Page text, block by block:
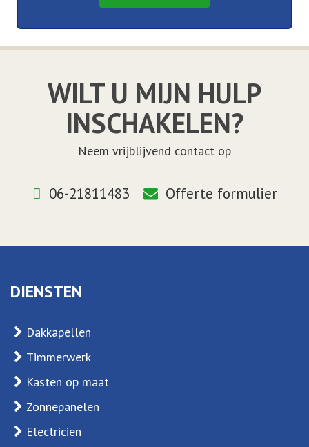
WILT U MIJN HULP
INSCHAKELEN?
Neem vrijblijvend contact op
06-21811483 Offerte formulier
DIENSTEN
Dakkapellen
Timmerwerk
Kasten op maat
Zonnepanelen
Electricien